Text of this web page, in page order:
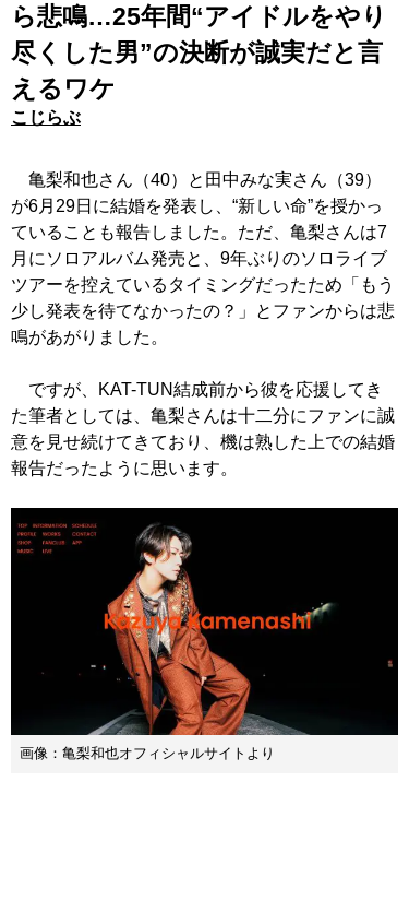
ら悲鳴…25年間“アイドルをやり
尽くした男”の決断が誠実だと言
えるワケ
こじらぶ
亀梨和也さん（40）と田中みな実さん（39）
が6月29日に結婚を発表し、“新しい命”を授かっ
ていることも報告しました。ただ、亀梨さんは7
月にソロアルバム発売と、9年ぶりのソロライブ
ツアーを控えているタイミングだったため「もう
少し発表を待てなかったの？」とファンからは悲
鳴があがりました。
ですが、KAT-TUN結成前から彼を応援してき
た筆者としては、亀梨さんは十二分にファンに誠
意を見せ続けてきており、機は熟した上での結婚
報告だったように思います。
画像：亀梨和也オフィシャルサイトより